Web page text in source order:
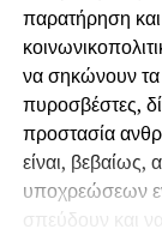
παρατήρηση
να σηκώνουν τα
πυροσβέστες,
προστασία
είναι, βεβαίως,
υποχρεώσεων
σπεύδουν και